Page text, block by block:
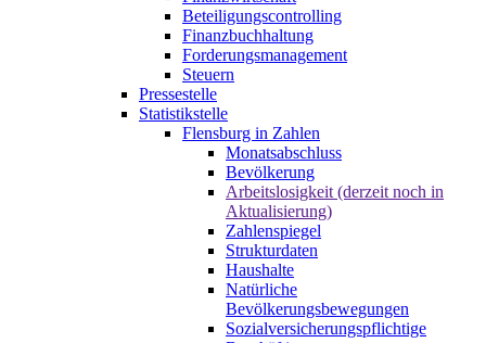
Beteiligungscontrolling
Finanzbuchhaltung
Forderungsmanagement
Steuern
Pressestelle
Statistikstelle
Flensburg in Zahlen
Monatsabschluss
Bevölkerung
Arbeitslosigkeit (derzeit noch in
Aktualisierung)
Zahlenspiegel
Strukturdaten
Haushalte
Natürliche
Bevölkerungsbewegungen
Sozialversicherungspflichtige